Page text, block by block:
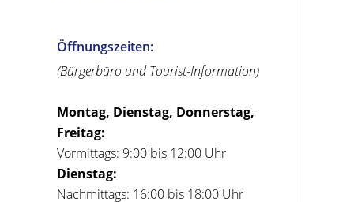
Öffnungszeiten:
(Bürgerbüro und Tourist-Information)
Montag, Dienstag, Donnerstag,
Freitag:
Vormittags: 9:00 bis 12:00 Uhr
Dienstag:
Nachmittags: 16:00 bis 18:00 Uhr